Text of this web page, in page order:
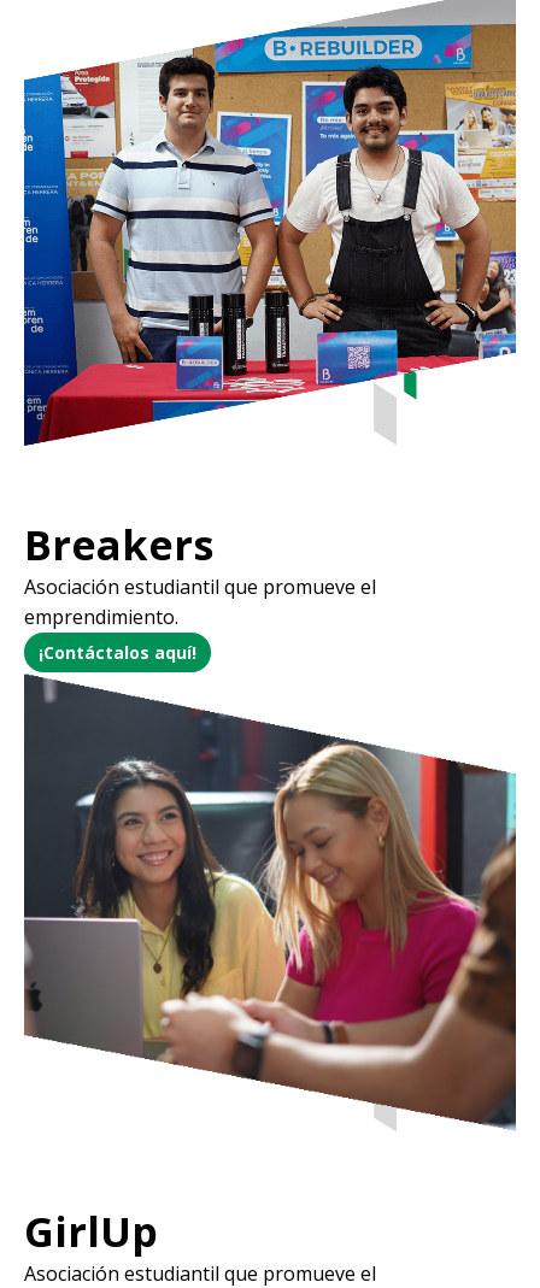
Breakers
Asociación estudiantil que promueve el
emprendimiento.
¡Contáctalos aquí!
GirlUp
Asociación estudiantil que promueve el